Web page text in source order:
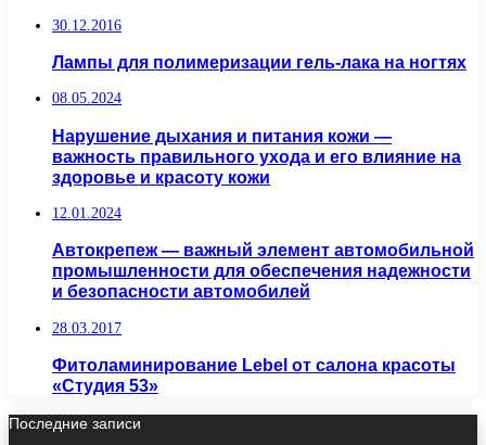
30.12.2016
Лампы для полимеризации гель-лака на ногтях
08.05.2024
Нарушение дыхания и питания кожи —
важность правильного ухода и его влияние на
здоровье и красоту кожи
12.01.2024
Автокрепеж — важный элемент автомобильной
промышленности для обеспечения надежности
и безопасности автомобилей
28.03.2017
Фитоламинирование Lebel от салона красоты
«Студия 53»
Последние записи